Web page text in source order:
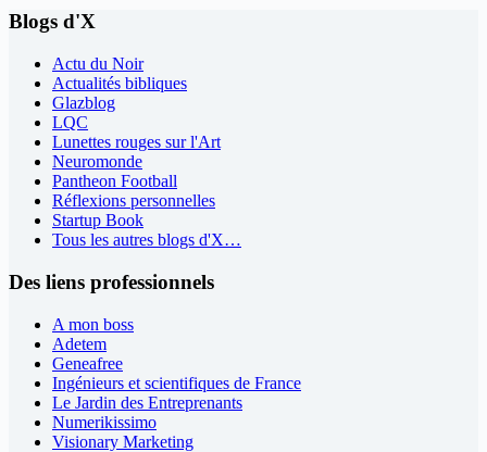
Blogs d'X
Actu du Noir
Actualités bibliques
Glazblog
LQC
Lunettes rouges sur l'Art
Neuromonde
Pantheon Football
Réflexions personnelles
Startup Book
Tous les autres blogs d'X…
Des liens professionnels
A mon boss
Adetem
Geneafree
Ingénieurs et scientifiques de France
Le Jardin des Entreprenants
Numerikissimo
Visionary Marketing